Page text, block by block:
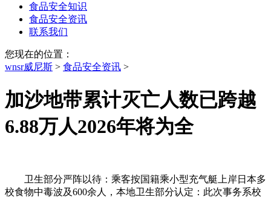
食品安全知识
食品安全资讯
联系我们
您现在的位置：
wnsr威尼斯 > 食品安全资讯 >
加沙地带累计灭亡人数已跨越
6.88万人2026年将为全
卫生部分严阵以待：乘客按国籍乘小型充气艇上岸日本多
校食物中毒波及600余人，本地卫生部分认定：此次事务系校